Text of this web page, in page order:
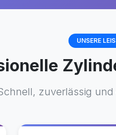
UNSERE
zuverlässig